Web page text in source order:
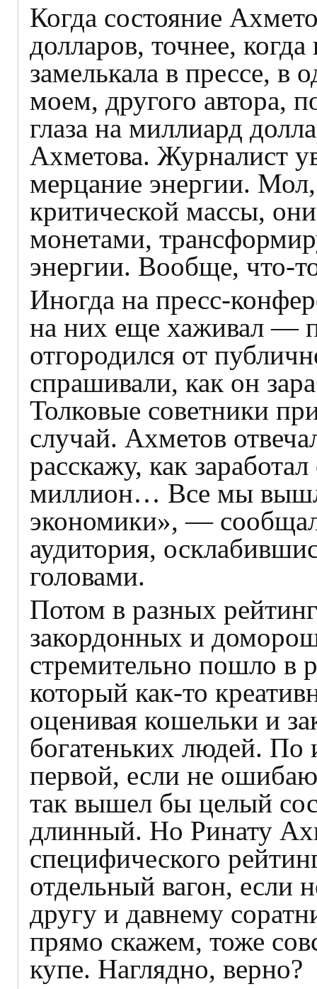
Когда состояние
долларов, точнее,
замелькала в прессе, в
моем, другого автора,
глаза на миллиард
Ахметова. Журналист
мерцание энергии.
критической массы,
монетами,
энергии. Вообще, что-
Иногда на пресс-
на них еще хаживал —
отгородился от
спрашивали, как он
Толковые советники
случай. Ахметов
расскажу, как
миллион… Все мы
экономики», —
аудитория,
головами.
Потом в разных
закордонных и
стремительно пошло в
который как-то
оценивая кошельки и
богатеньких людей. По
первой, если не
так вышел бы целый
длинный. Но Ринату
специфического
отдельный вагон, если
другу и давнему
прямо скажем, тоже
купе. Наглядно, верно?